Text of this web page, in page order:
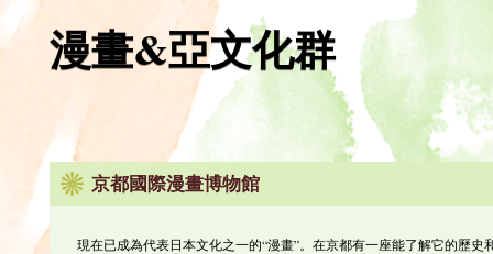
漫畫&亞文化群
京都國際漫畫博物館
現在已成為代表日本文化之一的“漫畫”。在京都有一座能了解它的歷史